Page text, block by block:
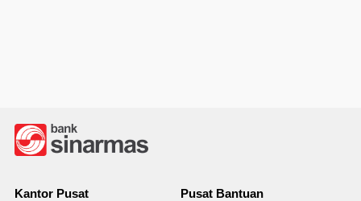
Kantor Pusat
Pusat Bantuan